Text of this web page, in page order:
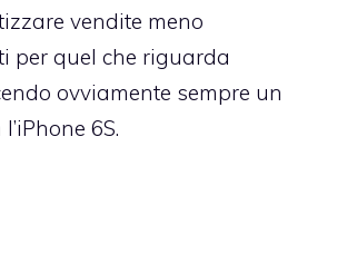
vendite meno
per quel che riguarda
ovviamente sempre un
6S.